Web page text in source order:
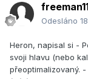
Odesláno
Heron, napisal si -
svoji hlavu (nebo
přeoptimalizovaný.